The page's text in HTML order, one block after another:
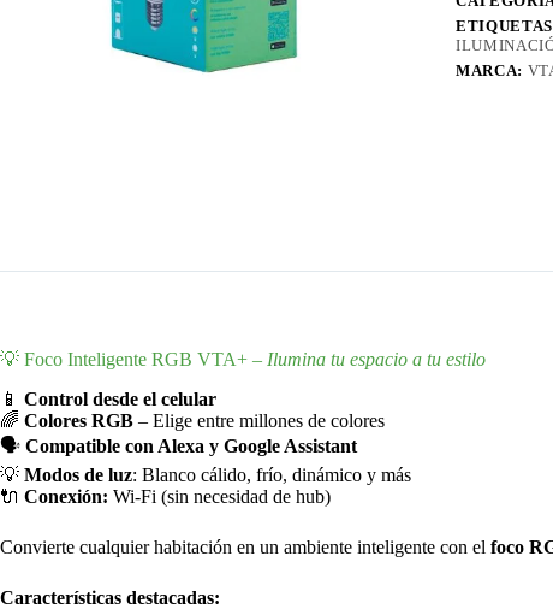
MARCA:
💡 Foco Inteligente RGB VTA+ – Ilumina tu espacio a tu estilo
📱 Control desde el celular
🌈 Colores RGB – Elige entre millones de colores
🗣️ Compatible con Alexa y Google Assistant
💡 Modos de luz: Blanco cálido, frío, dinámico y más
🔌 Conexión: Wi-Fi (sin necesidad de hub)
Convierte cualquier habitación en un ambiente inteligente con el foco
Características destacadas: